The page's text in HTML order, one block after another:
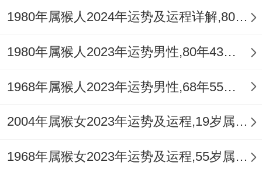
等与自身属相相冲、相害的不利日子.
婚姻的幸福与否，并非全然取决于外在的时
营跟维系。
属猴女在步入婚姻后、应更加注重和伴侣的
手创造属于两人的美好未来！
1980年属猴人2024年运势及运程详解,80年出生44岁肖猴人在2024全年每月运势完整版
1980年属猴人2023年运势男性,80年43岁属猴男2023年每月运程怎么样
1968年属猴人2023年运势男性,68年55岁属猴男2023年每月运程怎么样
2004年属猴女2023年运势及运程,19岁属猴人2023全年每月运势女性如何
1968年属猴女2023年运势及运程,55岁属猴人2023全年每月运势女性如何